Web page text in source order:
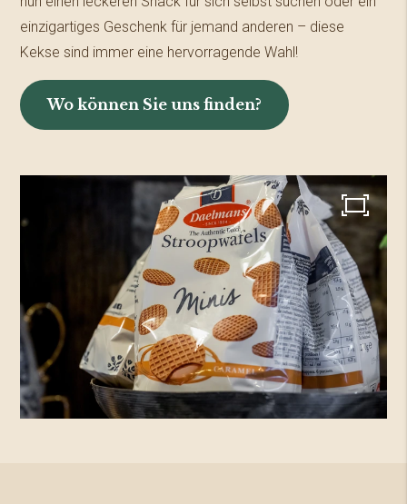
einzigartiges Geschenk für jemand anderen – diese
Kekse sind immer eine hervorragende Wahl!
Wo können Sie uns finden?